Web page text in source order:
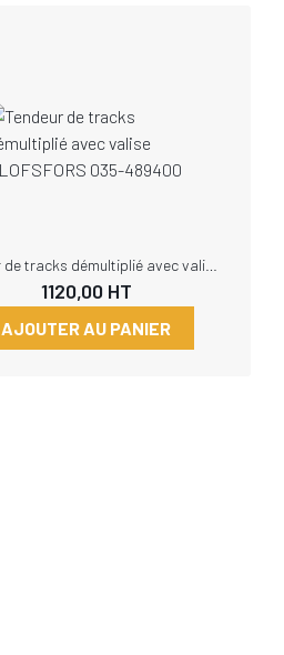
1120,00HT
AJOUTER AU PANIER